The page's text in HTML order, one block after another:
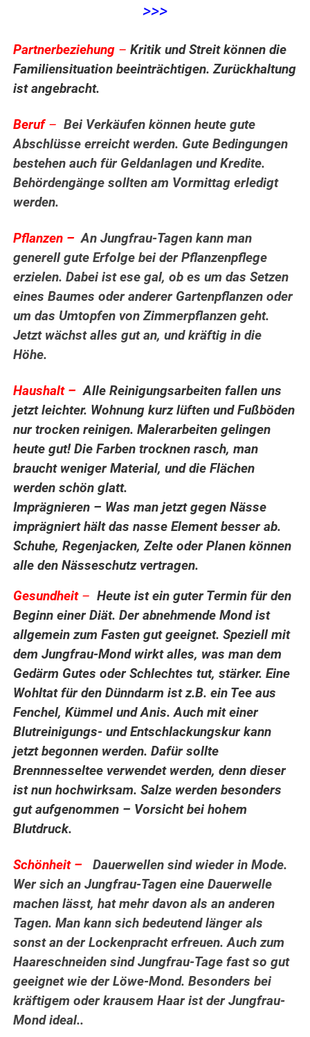
>>>
Partnerbeziehung –Kritik und Streit können die
Familiensituation beeinträchtigen. Zurückhaltung
ist angebracht.
Beruf– Bei Verkäufen können heute gute
Abschlüsse erreicht werden. Gute Bedingungen
bestehen auch für Geldanlagen und Kredite.
Behördengänge sollten am Vormittag erledigt
werden.
Pflanzen – An Jungfrau-Tagen kann man
generell gute Erfolge bei der Pflanzenpflege
erzielen.Dabei ist ese gal, ob es um das Setzen
eines Baumes oder anderer Gartenpflanzen oder
um das Umtopfen von Zimmerpflanzen geht.
Jetzt wächst alles gut an, und kräftig in die
Höhe.
Haushalt –Alle Reinigungsarbeiten fallen uns
jetzt leichter. Wohnung kurz lüften und Fußböden
nur trocken reinigen. Malerarbeiten gelingen
heute gut! Die Farben trocknen rasch, man
braucht weniger Material, und die Flächen
werden schön glatt.
Imprägnieren – Was man jetzt gegen Nässe
imprägniert hält das nasse Element besser ab.
Schuhe, Regenjacken, Zelte oder Planen können
alle den Nässeschutz vertragen.
Gesundheit –Heute ist ein guter Termin für den
Beginn einer Diät. Der abnehmende Mond ist
allgemein zum Fasten gut geeignet. Speziell mit
dem Jungfrau-Mond wirkt alles, was man dem
Gedärm Gutes oder Schlechtes tut, stärker. Eine
Wohltat für den Dünndarm ist z.B. ein Tee aus
Fenchel, Kümmel und Anis. Auch mit einer
Blutreinigungs- und Entschlackungskur kann
jetzt begonnen werden. Dafür sollte
Brennnesseltee verwendet werden, denn dieser
ist nun hochwirksam. Salze werden besonders
gut aufgenommen – Vorsicht bei hohem
Blutdruck.
Schönheit –
Dauerwellen sind wieder in Mode.
Wer sich an Jungfrau-Tagen eine Dauerwelle
machen lässt, hat mehr davon als an anderen
Tagen. Man kann sich bedeutend länger als
sonst an der Lockenpracht erfreuen. Auch zum
Haareschneiden sind Jungfrau-Tage fast so gut
geeignet wie der Löwe-Mond. Besonders bei
kräftigem oder krausem Haar ist der Jungfrau-
Mond ideal..